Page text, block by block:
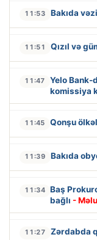
11:53 Bakıda
11:51 Qızıl və
11:47
Yelo Bank-
komissiya
11:45 Qonşu
11:39 Bakıda
11:34 Baş
bağlı -
11:27 Zərdabda